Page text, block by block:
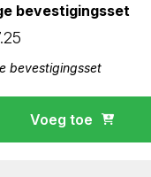
bevestigingsset
bevestigingsset
Voeg toe